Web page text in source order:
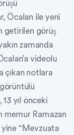
Öcalan ile yeni
getirilen görüş
zamanda
videolu
çıkan notlara
yıl önceki
memur Ramazan
yine “Mevzuata